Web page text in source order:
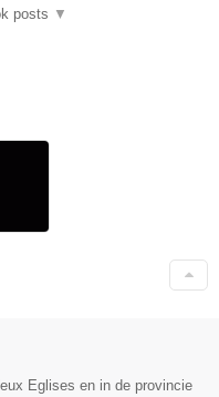
posts ▼
Eglises en in de provincie